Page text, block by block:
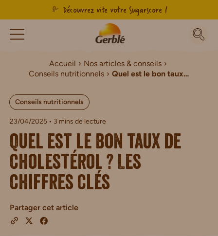
Découvrez vite votre Sugarscore !
Accueil
Nos articles & conseils
Conseils nutritionnels
Quel est le bon taux de cholestérol ? Les chiffres clés
Conseils nutritionnels
23/04/2025 • 3 mins de lecture
Quel est le bon taux de
cholestérol ? Les
chiffres clés
Partager cet article